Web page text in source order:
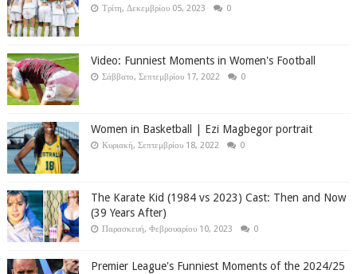
Τρίτη, Δεκεμβρίου 05, 2023 0
Video: Funniest Moments in Women's Football
Σάββατο, Σεπτεμβρίου 17, 2022 0
Women in Basketball | Ezi Magbegor portrait
Κυριακή, Σεπτεμβρίου 18, 2022 0
The Karate Kid (1984 vs 2023) Cast: Then and Now
(39 Years After)
Παρασκευή, Φεβρουαρίου 10, 2023 0
Premier League's Funniest Moments of the 2024/25